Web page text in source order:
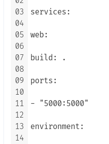
03
04
05
06
07
08
09
10
11
12
13
14
services:
web:
build: .
ports:
- "5000:5000"
environment: